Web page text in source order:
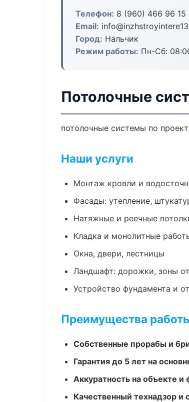
Телефон: 8 (960) 466 96 15
Email:
Город: Нальчик
Режим работы: Пн-Сб:
Потолочные
потолочные системы по
Наши услуги
Монтаж кровли и
Фасады: утепление,
Натяжные и реечные
Кладка и монолитные
Окна, двери, лестницы
Ландшафт: дорожки, зоны
Устройство фундамента и
Преимущества
Собственные прорабы и
Гарантия до 5 лет на
Аккуратность на объекте и
Качественный технадзор